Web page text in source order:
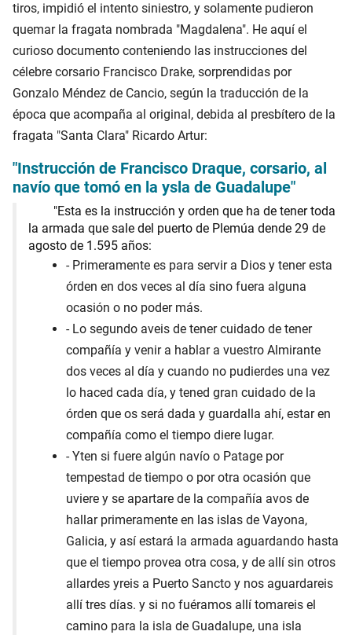
tiros, impidió el intento siniestro, y solamente pudieron
quemar la fragata nombrada "Magdalena". He aquí el
curioso documento conteniendo las instrucciones del
célebre corsario Francisco Drake, sorprendidas por
Gonzalo Méndez de Cancio, según la traducción de la
época que acompaña al original, debida al presbítero de la
fragata "Santa Clara" Ricardo Artur:
"Instrucción de Francisco Draque, corsario, al
navío que tomó en la ysla de Guadalupe"
"Esta es la instrucción y orden que ha de tener toda
la armada que sale del puerto de Plemúa dende 29 de
agosto de 1.595 años:
- Primeramente es para servir a Dios y tener esta
órden en dos veces al día sino fuera alguna
ocasión o no poder más.
- Lo segundo aveis de tener cuidado de tener
compañía y venir a hablar a vuestro Almirante
dos veces al día y cuando no pudierdes una vez
lo haced cada día, y tened gran cuidado de la
órden que os será dada y guardalla ahí, estar en
compañía como el tiempo diere lugar.
- Yten si fuere algún navío o Patage por
tempestad de tiempo o por otra ocasión que
uviere y se apartare de la compañía avos de
hallar primeramente en las islas de Vayona,
Galicia, y así estará la armada aguardando hasta
que el tiempo provea otra cosa, y de allí sin otros
allardes yreis a Puerto Sancto y nos aguardareis
allí tres días. y si no fuéramos allí tomareis el
camino para la isla de Guadalupe, una isla